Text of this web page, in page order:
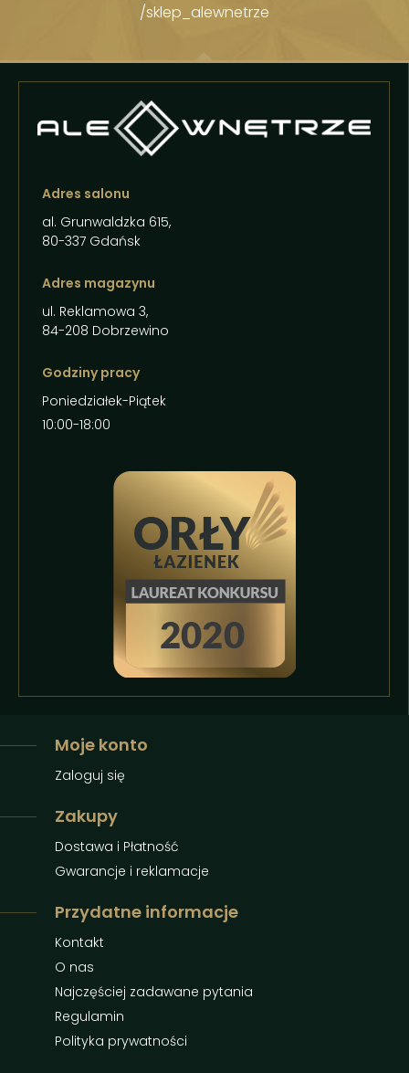
/sklep_alewnetrze
Adres salonu
al. Grunwaldzka 615,
80-337 Gdańsk
Adres magazynu
ul. Reklamowa 3,
84-208 Dobrzewino
Godziny pracy
Poniedziałek-Piątek
10:00-18:00
Moje konto
Zaloguj się
Zakupy
Dostawa i Płatność
Gwarancje i reklamacje
Przydatne informacje
Kontakt
O nas
Najczęściej zadawane pytania
Regulamin
Polityka prywatności